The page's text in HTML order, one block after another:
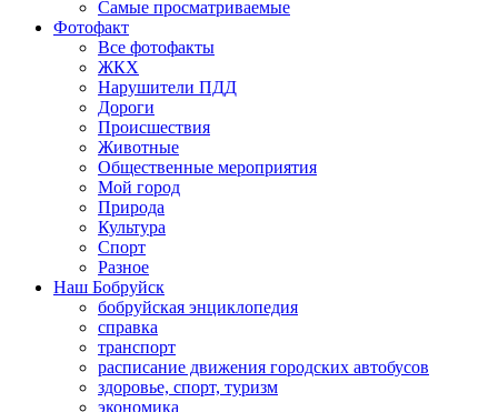
Самые просматриваемые
Фотофакт
Все фотофакты
ЖКХ
Нарушители ПДД
Дороги
Происшествия
Животные
Общественные мероприятия
Мой город
Природа
Культура
Спорт
Разное
Наш Бобруйск
бобруйская энциклопедия
справка
транспорт
расписание движения городских автобусов
здоровье, спорт, туризм
экономика